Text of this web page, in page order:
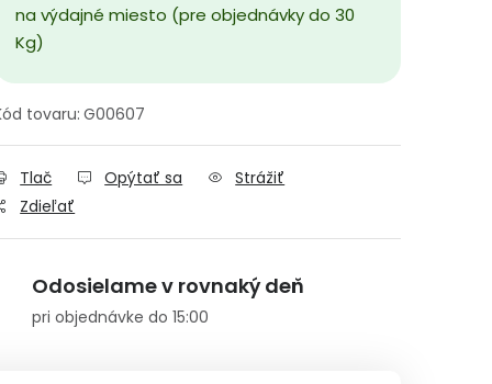
na výdajné miesto (pre objednávky do 30
Kg)
tovaru: G00607
Tlač Opýtať sa
Strážiť
Zdieľať
Odosielame v rovnaký deň
pri objednávke do 15:00